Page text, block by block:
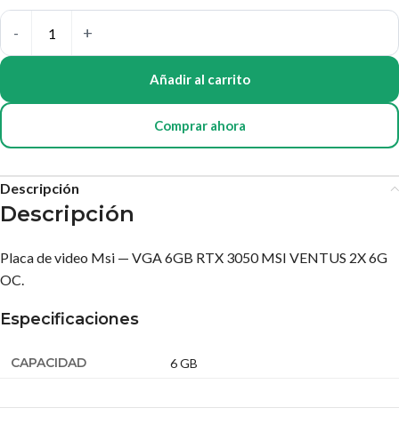
Añadir al carrito
Comprar ahora
Descripción
Descripción
Placa de video Msi — VGA 6GB RTX 3050 MSI VENTUS 2X 6G
OC.
Especificaciones
CAPACIDAD 6 GB